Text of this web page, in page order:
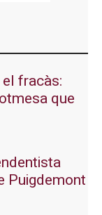
fracàs:
que
Puigdemont